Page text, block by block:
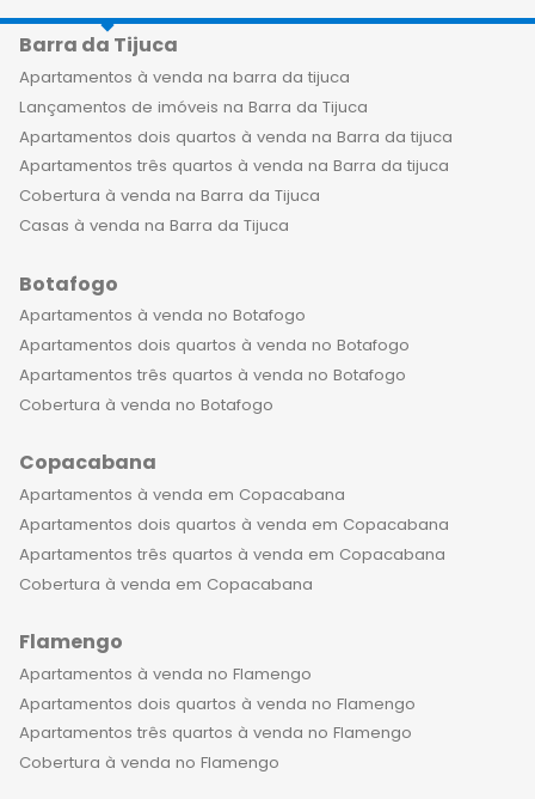
Barra da Tijuca
Apartamentos à venda na barra da tijuca
Lançamentos de imóveis na Barra da Tijuca
Apartamentos dois quartos à venda na Barra da tijuca
Apartamentos três quartos à venda na Barra da tijuca
Cobertura à venda na Barra da Tijuca
Casas à venda na Barra da Tijuca
Botafogo
Apartamentos à venda no Botafogo
Apartamentos dois quartos à venda no Botafogo
Apartamentos três quartos à venda no Botafogo
Cobertura à venda no Botafogo
Copacabana
Apartamentos à venda em Copacabana
Apartamentos dois quartos à venda em Copacabana
Apartamentos três quartos à venda em Copacabana
Cobertura à venda em Copacabana
Flamengo
Apartamentos à venda no Flamengo
Apartamentos dois quartos à venda no Flamengo
Apartamentos três quartos à venda no Flamengo
Cobertura à venda no Flamengo